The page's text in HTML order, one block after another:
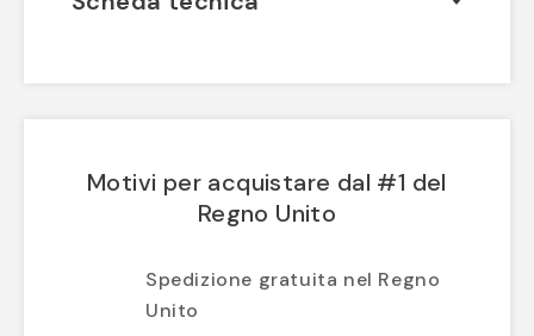
Motivi per acquistare dal #1 del
Regno Unito
Spedizione gratuita nel Regno
Unito